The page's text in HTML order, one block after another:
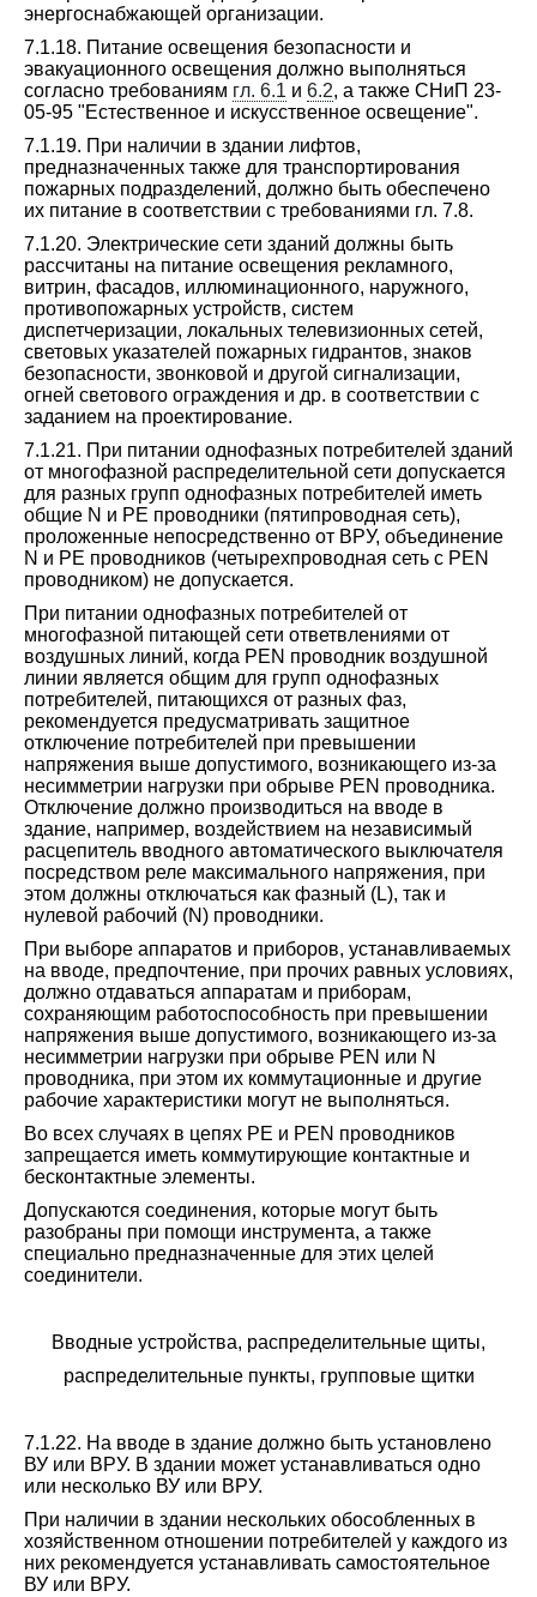
энергоснабжающей организации.
7.1.18. Питание освещения безопасности и
эвакуационного освещения должно выполняться
согласно требованиям гл. 6.1 и 6.2, а также СНиП 23-
05-95 "Естественное и искусственное освещение".
7.1.19. При наличии в здании лифтов,
предназначенных также для транспортирования
пожарных подразделений, должно быть обеспечено
их питание в соответствии с требованиями гл. 7.8.
7.1.20. Электрические сети зданий должны быть
рассчитаны на питание освещения рекламного,
витрин, фасадов, иллюминационного, наружного,
противопожарных устройств, систем
диспетчеризации, локальных телевизионных сетей,
световых указателей пожарных гидрантов, знаков
безопасности, звонковой и другой сигнализации,
огней светового ограждения и др. в соответствии с
заданием на проектирование.
7.1.21. При питании однофазных потребителей зданий
от многофазной распределительной сети допускается
для разных групп однофазных потребителей иметь
общие N и PE проводники (пятипроводная сеть),
проложенные непосредственно от ВРУ, объединение
N и PE проводников (четырехпроводная сеть с PEN
проводником) не допускается.
При питании однофазных потребителей от
многофазной питающей сети ответвлениями от
воздушных линий, когда PEN проводник воздушной
линии является общим для групп однофазных
потребителей, питающихся от разных фаз,
рекомендуется предусматривать защитное
отключение потребителей при превышении
напряжения выше допустимого, возникающего из-за
несимметрии нагрузки при обрыве PEN проводника.
Отключение должно производиться на вводе в
здание, например, воздействием на независимый
расцепитель вводного автоматического выключателя
посредством реле максимального напряжения, при
этом должны отключаться как фазный (L), так и
нулевой рабочий (N) проводники.
При выборе аппаратов и приборов, устанавливаемых
на вводе, предпочтение, при прочих равных условиях,
должно отдаваться аппаратам и приборам,
сохраняющим работоспособность при превышении
напряжения выше допустимого, возникающего из-за
несимметрии нагрузки при обрыве PEN или N
проводника, при этом их коммутационные и другие
рабочие характеристики могут не выполняться.
Во всех случаях в цепях PE и PEN проводников
запрещается иметь коммутирующие контактные и
бесконтактные элементы.
Допускаются соединения, которые могут быть
разобраны при помощи инструмента, а также
специально предназначенные для этих целей
соединители.
Вводные устройства, распределительные щиты,
распределительные пункты, групповые щитки
7.1.22. На вводе в здание должно быть установлено
ВУ или ВРУ. В здании может устанавливаться одно
или несколько ВУ или ВРУ.
При наличии в здании нескольких обособленных в
хозяйственном отношении потребителей у каждого из
них рекомендуется устанавливать самостоятельное
ВУ или ВРУ.